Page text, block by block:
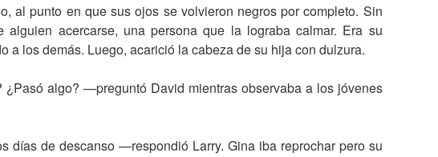
al punto en que sus ojos se volvieron negros por completo. Sin
alguien acercarse, una persona que la lograba calmar. Era su
a los demás. Luego, acarició la cabeza de su hija con dulzura.
algo? —preguntó David mientras observaba a los jóvenes
días de descanso —respondió Larry. Gina iba reprochar pero su